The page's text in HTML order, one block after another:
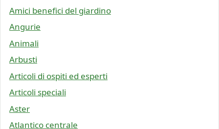
Amici benefici del giardino
Angurie
Animali
Arbusti
Articoli di ospiti ed esperti
Articoli speciali
Aster
Atlantico centrale